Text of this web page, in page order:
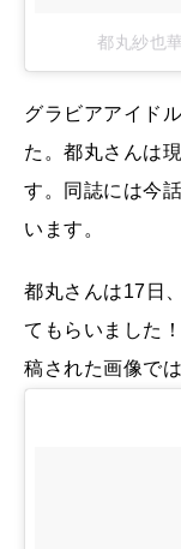
都丸紗也
グラビアアイド
た。都丸さんは
す。同誌には今
います。
都丸さんは17日
てもらいました
稿された画像で